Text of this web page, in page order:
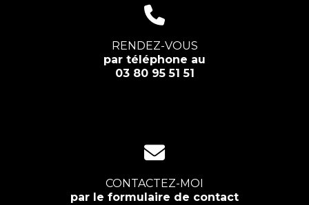
RENDEZ-VOUS
par téléphone au
03 80 95 51 51
CONTACTEZ-MOI
par le formulaire de contact